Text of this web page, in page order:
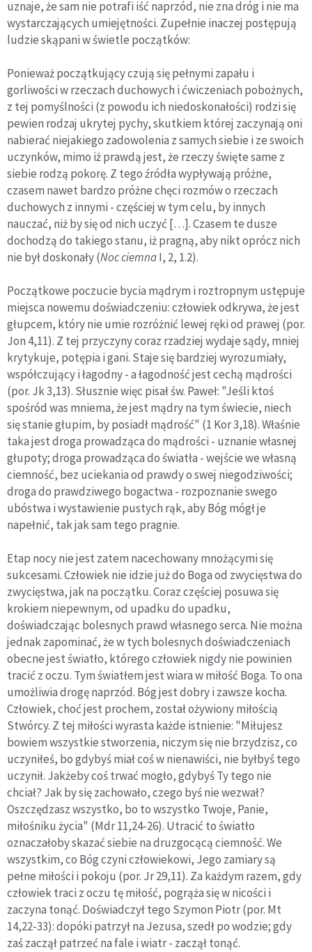
uznaje, że sam nie potrafi iść naprzód, nie zna dróg i nie ma
wystarczających umiejętności. Zupełnie ina­czej postępują
ludzie skąpani w świetle początków:
Ponieważ początkujący czują się pełnymi zapału i
gorliwości w rzeczach duchowych i ćwiczeniach pobożnych,
z tej pomyśl­ności (z powodu ich niedoskonałości) rodzi się
pewien rodzaj ukrytej pychy, skutkiem której zaczynają oni
nabierać niejakiego zadowolenia z samych siebie i ze swoich
uczynków, mimo iż praw­dą jest, że rzeczy święte same z
siebie rodzą pokorę. Z tego źródła wypływają próżne,
czasem nawet bardzo próżne chęci rozmów o rzeczach
duchowych z innymi - częściej w tym celu, by innych
nauczać, niż by się od nich uczyć […]. Czasem te dusze
dochodzą do takiego stanu, iż pragną, aby nikt oprócz nich
nie był dosko­nały (Noc ciemnaI, 2, 1.2).
Początkowe poczucie bycia mądrym i roztropnym ustępuje
miejsca nowemu doświadczeniu: człowiek odkrywa, że jest
głupcem, który nie umie rozróżnić lewej ręki od prawej (por.
Jon 4,11). Z tej przyczyny coraz rzadziej wydaje sądy, mniej
krytykuje, potępia i gani. Staje się bardziej wyrozumiały,
współczujący i łagodny - a łagodność jest cechą mądrości
(por. Jk 3,13). Słusznie więc pisał św. Paweł: "Jeśli ktoś
spośród was mniema, że jest mądry na tym świecie, niech
się stanie głupim, by posiadł mądrość" (1 Kor 3,18). Właśnie
taka jest droga pro­wadząca do mądrości - uznanie własnej
głupoty; droga prowadząca do światła - wejście we własną
ciemność, bez uciekania od prawdy o swej niegodziwości;
droga do prawdziwego bogac­twa - rozpoznanie swego
ubóstwa i wystawienie pustych rąk, aby Bóg mógł je
napełnić, tak jak sam tego pragnie.
Etap nocy nie jest zatem nacechowany mnożącymi się
sukce­sami. Człowiek nie idzie już do Boga od zwycięstwa do
zwy­cięstwa, jak na początku. Coraz częściej posuwa się
krokiem niepewnym, od upadku do upadku,
doświadczając bolesnych prawd własnego serca. Nie można
jednak zapominać, że w tych bolesnych doświadczeniach
obecne jest światło, którego czło­wiek nigdy nie powinien
tracić z oczu. Tym światłem jest wiara w miłość Boga. To ona
umożliwia drogę naprzód. Bóg jest do­bry i zawsze kocha.
Człowiek, choć jest prochem, został oży­wiony miłością
Stwórcy. Z tej miłości wyrasta każde istnienie: "Miłujesz
bowiem wszystkie stworzenia, niczym się nie brzy­dzisz, co
uczyniłeś, bo gdybyś miał coś w nienawiści, nie był­byś tego
uczynił. Jakżeby coś trwać mogło, gdybyś Ty tego nie
chciał? Jak by się zachowało, czego byś nie wezwał?
Oszczę­dzasz wszystko, bo to wszystko Twoje, Panie,
miłośniku życia" (Mdr 11,24-26). Utracić to światło
oznaczałoby skazać siebie na druzgocącą ciemność. We
wszystkim, co Bóg czyni czło­wiekowi, Jego zamiary są
pełne miłości i pokoju (por. Jr 29,11). Za każdym razem, gdy
człowiek traci z oczu tę miłość, pogrąża się w nicości i
zaczyna tonąć. Doświadczył tego Szymon Piotr (por. Mt
14,22-33): dopóki patrzył na Jezusa, szedł po wodzie; gdy
zaś zaczął patrzeć na fale i wiatr - zaczął tonąć.